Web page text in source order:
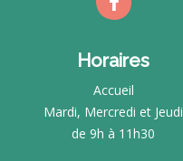
Horaires
Accueil
Mardi, Mercredi et Jeudi
de 9h à 11h30